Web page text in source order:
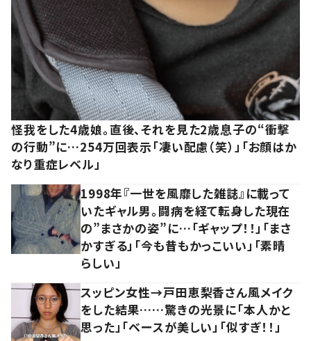
怪我をした4歳娘。直後、それを見た2歳息子の“衝撃
の行動”に…254万回表示「凄い配慮（笑）」「お顔はか
なり重症レベル」
1998年『一世を風靡した雑誌』に載って
いたギャル男。闘病を経て転身した現在
の”まさかの姿”に…「ギャップ！！」「まさ
かすぎる」「今も昔もかっこいい」「素晴
らしい」
スッピン女性→戸田恵梨香さん風メイク
をした結果……驚きの光景に「本人かと
思った」「ベースが美しい」「似すぎ！！」